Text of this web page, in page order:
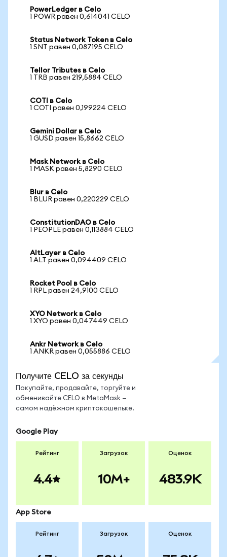
PowerLedger в Celo
1 POWR равен 0,614041 CELO
Status Network Token в Celo
1 SNT равен 0,087195 CELO
Tellor Tributes в Celo
1 TRB равен 219,5884 CELO
COTI в Celo
1 COTI равен 0,199224 CELO
Gemini Dollar в Celo
1 GUSD равен 15,8662 CELO
Mask Network в Celo
1 MASK равен 5,8290 CELO
Blur в Celo
1 BLUR равен 0,220229 CELO
ConstitutionDAO в Celo
1 PEOPLE равен 0,113884 CELO
AltLayer в Celo
1 ALT равен 0,094409 CELO
Rocket Pool в Celo
1 RPL равен 24,9100 CELO
XYO Network в Celo
1 XYO равен 0,047449 CELO
Ankr Network в Celo
1 ANKR равен 0,055886 CELO
Получите CELO за секунды
Покупайте, продавайте, торгуйте и
обменивайте CELO в MetaMask —
самом надёжном криптокошельке.
Google Play
Рейтинг
4.4
Загрузок
10M+
Оценок
483.9K
App Store
Рейтинг Загрузок Оценок